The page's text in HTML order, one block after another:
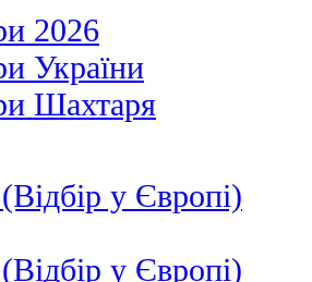
2026
України
Шахтаря
у Європі)
у Європі)